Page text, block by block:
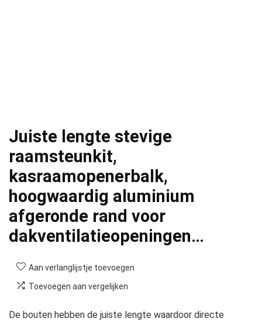
Juiste lengte stevige
raamsteunkit,
kasraamopenerbalk,
hoogwaardig aluminium
afgeronde rand voor
dakventilatieopeningen…
Aan verlanglijstje toevoegen
Toevoegen aan vergelijken
De bouten hebben de juiste lengte waardoor directe